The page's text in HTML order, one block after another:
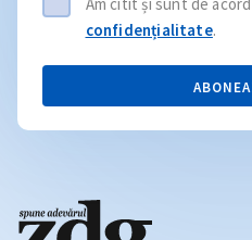
confidențialitate.